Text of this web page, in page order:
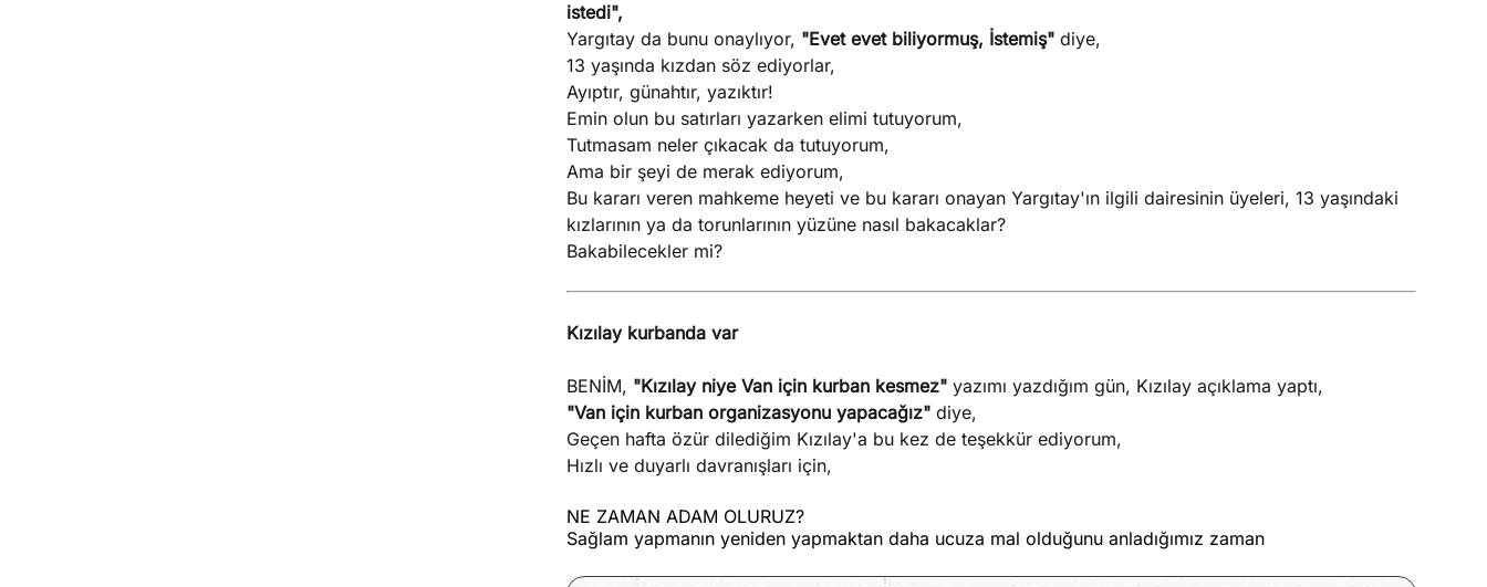
istedi",
Yargıtay da bunu onaylıyor, "Evet evet biliyormuş, İstemiş" diye,
13 yaşında kızdan söz ediyorlar,
Ayıptır, günahtır, yazıktır!
Emin olun bu satırları yazarken elimi tutuyorum,
Tutmasam neler çıkacak da tutuyorum,
Ama bir şeyi de merak ediyorum,
Bu kararı veren mahkeme heyeti ve bu kararı onayan Yargıtay'ın ilgili dairesinin üyeleri, 13 yaşındaki
kızlarının ya da torunlarının yüzüne nasıl bakacaklar?
Bakabilecekler mi?
Kızılay kurbanda var
BENİM, "Kızılay niye Van için kurban kesmez" yazımı yazdığım gün, Kızılay açıklama yaptı,
"Van için kurban organizasyonu yapacağız" diye,
Geçen hafta özür dilediğim Kızılay'a bu kez de teşekkür ediyorum,
Hızlı ve duyarlı davranışları için,
NE ZAMAN ADAM OLURUZ?
Sağlam yapmanın yeniden yapmaktan daha ucuza mal olduğunu anladığımız zaman